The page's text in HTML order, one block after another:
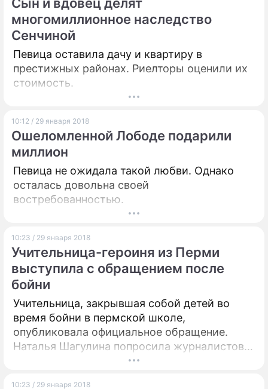
многомиллионное наследство
Сенчиной
Певица оставила дачу и квартиру в
престижных районах. Риелторы оценили их
стоимость.
10:12 / 29 января 2018
Ошеломленной Лободе подарили
миллион
Певица не ожидала такой любви. Однако
осталась довольна своей
востребованностью.
10:23 / 29 января 2018
Учительница-героиня из Перми
выступила с обращением после
бойни
Учительница, закрывшая собой детей во
время бойни в пермской школе,
опубликовала официальное обращение.
Наталья Шагулина попросила журналистов
не беспокоить ее семью.
10:23 / 29 января 2018